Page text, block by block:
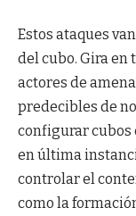
Estos ataques
del cubo. Gira en
actores de
predecibles de
configurar cubos
en última
controlar el
como la